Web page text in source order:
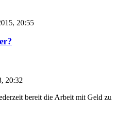
20:55
20:32
bereit die Arbeit mit Geld zu